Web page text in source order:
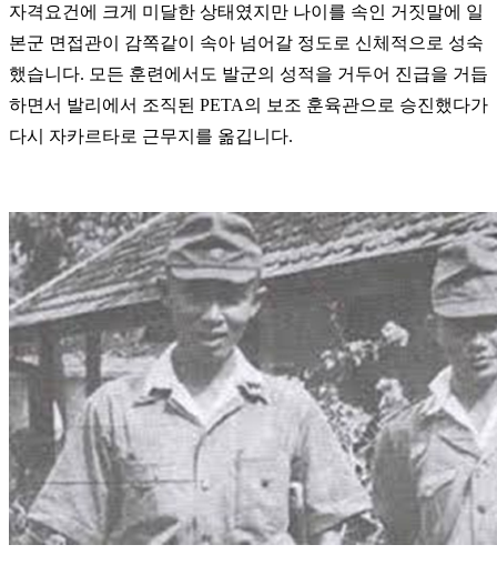
자격요건에 크게 미달한 상태였지만 나이를 속인 거짓말에 일
본군 면접관이 감쪽같이 속아 넘어갈 정도로 신체적으로 성숙
했습니다. 모든 훈련에서도 발군의 성적을 거두어 진급을 거듭
하면서 발리에서 조직된 PETA의 보조 훈육관으로 승진했다가
다시 자카르타로 근무지를 옮깁니다.